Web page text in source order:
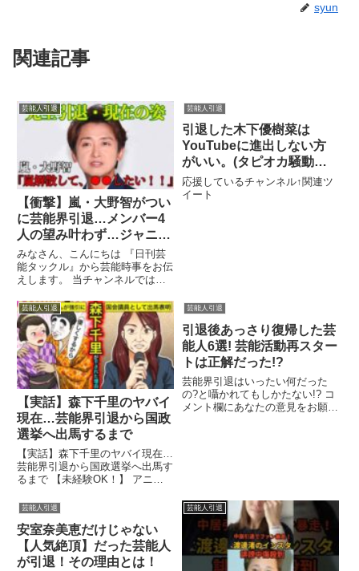
syun
関連記事
芸能人引退
【衝撃】嵐・大野智がつい
に芸能界引退…メンバー4
人の望み叶わず…ジャニー
ズの黒すぎる闇が明らか
に！【芸能】
みなさん、こんにちは 『日刊芸
能タックル』から芸能時事をお伝
えします。 当チャンネルでは、
...関連ツイート
芸能人引退
引退した木下優樹菜は
YouTubeに進出しない方
がいい。(タピオカ騒動
炎上 TKO木下 あらびか
そんちょー テレビ化 ヒ
応援しているチャンネル↑関連ツ
イート
芸能人引退
【実話】森下千里のヤバイ
現在…芸能界引退から国政
選挙へ出馬するまで
【実話】森下千里のヤバイ現在…
芸能界引退から国政選挙へ出馬す
るまで 【未経験OK！】 アニメ
連ツイート
芸能人引退
引退後あっさり復帰した芸
能人6選! 芸能活動再スター
トは正解だった!?
芸能界引退はいったい何だった
の?と囁かれてもしかたない!? コ
メント欄にあなたの意見をお願い
芸能人引退
安室奈美恵だけじゃない
【人気絶頂】だった芸能人
が引退！その理由とは！
芸能人引退